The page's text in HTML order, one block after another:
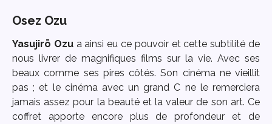
Osez Ozu
Yasujirō Ozua ainsi eu ce pouvoir et cette subtilité de
nous livrer de magnifiques films sur la vie. Avec ses
beaux comme ses pires côtés. Son cinéma ne vieillit
pas ; et le cinéma avec un grand C ne le remerciera
jamais assez pour la beauté et la valeur de son art. Ce
coffret apporte encore plus de profondeur et de